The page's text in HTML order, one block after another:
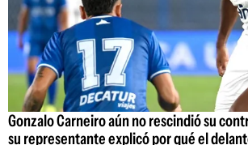
Gonzalo Carneiro aún no rescindió su
su representante explicó por qué el